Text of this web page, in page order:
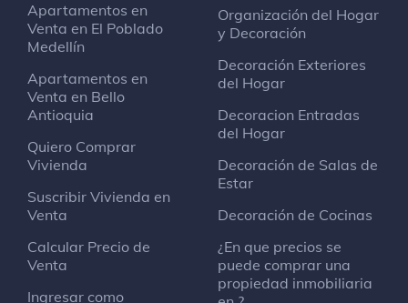
Apartamentos en
Venta en El Poblado
Medellín
Apartamentos en
Venta en Bello
Antioquia
Quiero Comprar
Vivienda
Suscribir Vivienda en
Venta
Calcular Precio de
Venta
Ingresar como
Organización del Hogar
y Decoración
Decoración Exteriores
del Hogar
Decoracion Entradas
del Hogar
Decoración de Salas de
Estar
Decoración de Cocinas
¿En que precios se
puede comprar una
propiedad inmobiliaria